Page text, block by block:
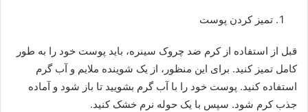
تمیز کردن پوست
قبل از استفاده از کرم ضد چروک سینره، باید پوست خود را به طور
کامل تمیز کنید. برای این منظور، از یک شوینده ملایم و آب گرم
استفاده کنید. پوست خود را با آب گرم بشویید تا باز شود و آماده
جذب کرم شود. سپس با یک حوله نرم خشک کنید.